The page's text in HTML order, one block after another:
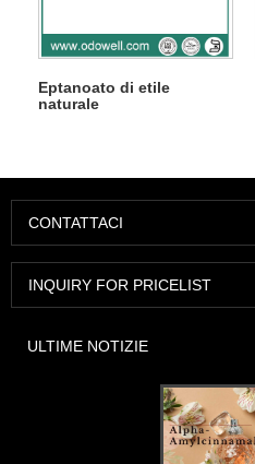
Eptanoato di etile
naturale
CONTATTACI
INQUIRY FOR PRICELIST
ULTIME NOTIZIE